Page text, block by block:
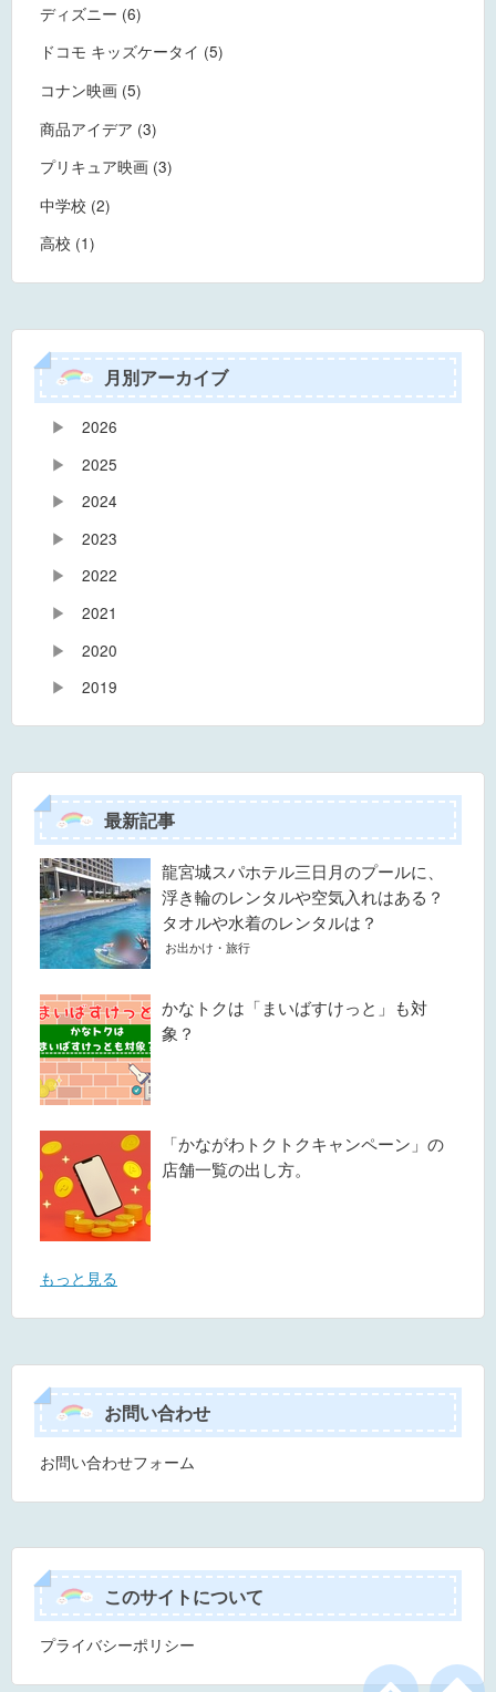
ディズニー (6)
ドコモ キッズケータイ (5)
コナン映画 (5)
商品アイデア (3)
プリキュア映画 (3)
中学校 (2)
高校 (1)
月別アーカイブ
▶
2026
▶
2025
▶
2024
▶
2023
▶
2022
▶
2021
▶
2020
▶
2019
最新記事
龍宮城スパホテル三日月のプールに、
浮き輪のレンタルや空気入れはある？
タオルや水着のレンタルは？
お出かけ・旅行
かなトクは「まいばすけっと」も対
象？
「かながわトクトクキャンペーン」の
店舗一覧の出し方。
もっと見る
お問い合わせ
お問い合わせフォーム
このサイトについて
プライバシーポリシー